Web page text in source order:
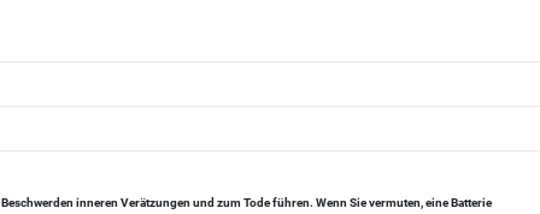
inneren Verätzungen und zum Tode führen. Wenn Sie vermuten, eine Batterie